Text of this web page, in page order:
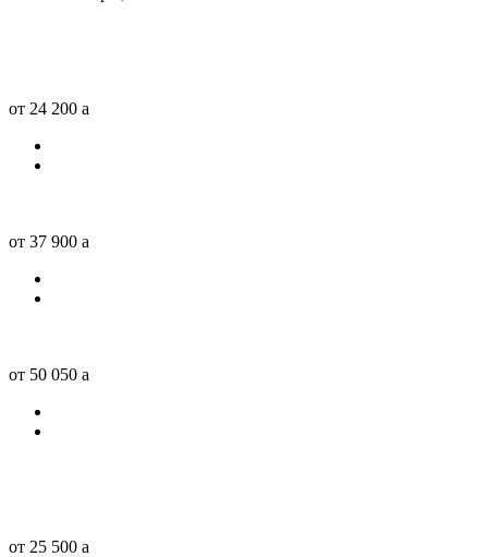
от 24 200 a
от 37 900 a
от 50 050 a
от 25 500 a